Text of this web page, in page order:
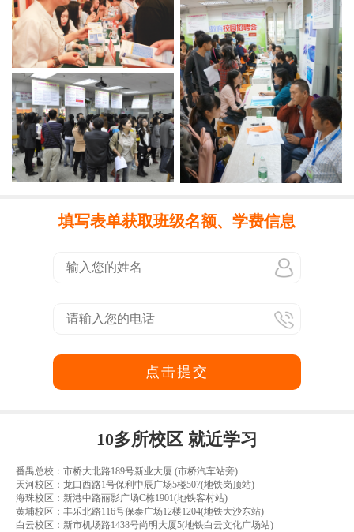
填写表单获取班级名额、学费信息
点击提交
10多所校区 就近学习
番禺总校：市桥大北路189号新业大厦 (市桥汽车站旁)
天河校区：龙口西路1号保利中辰广场5楼507(地铁岗顶站)
海珠校区：新港中路丽影广场C栋1901(地铁客村站)
黄埔校区：丰乐北路116号保泰广场12楼1204(地铁大沙东站)
白云校区：新市机场路1438号尚明大厦5(地铁白云文化广场站)